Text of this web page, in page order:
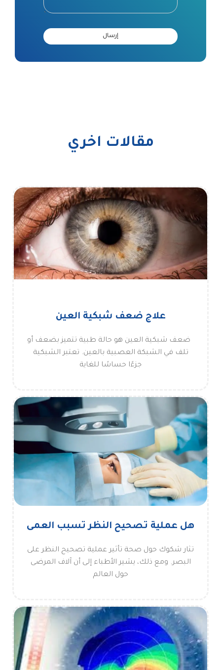
مقالات اخري
علاج ضعف شبكية العين
ضعف شبكية العين هو حالة طبية تتميز بضعف أو
تلف في الشبكة العصبية بالعين. تعتبر الشبكية
جزءًا حساسًا للغاية
هل عملية تصحيح النظر تسبب العمى
تثار شكوك حول صحة تأثير عملية تصحيح النظر على
البصر. ومع ذلك، يشير الأطباء إلى أن آلاف المرضى
حول العالم